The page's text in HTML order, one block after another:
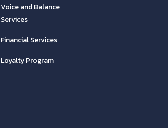
Voice and Balance
Services
Financial Services
Loyalty Program